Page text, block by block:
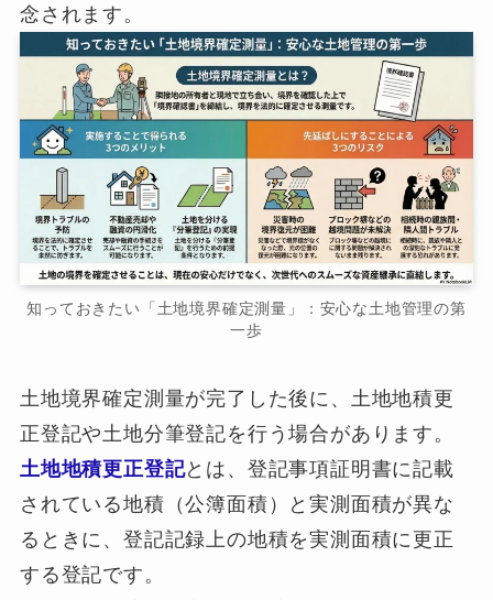
念されます。
知っておきたい「土地境界確定測量」：安心な土地管理の第
一歩
土地境界確定測量が完了した後に、土地地積更
正登記や土地分筆登記を行う場合があります。
土地地積更正登記とは、登記事項証明書に記載
されている地積（公簿面積）と実測面積が異な
るときに、登記記録上の地積を実測面積に更正
する登記です。